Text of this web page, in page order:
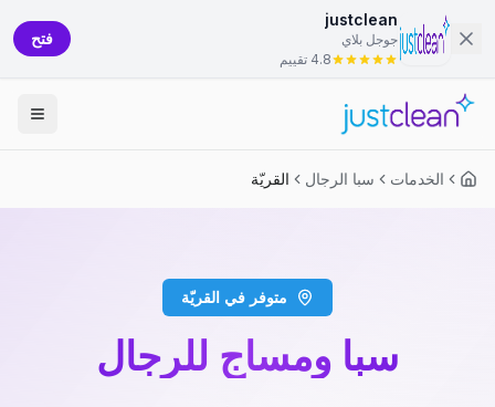
justclean
جوجل بلاي
4.8 تقييم
فتح
الخدمات سبا الرجال القريّة
متوفر في القريّة
سبا ومساج للرجال